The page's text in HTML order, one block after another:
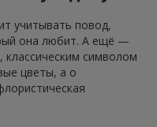
учитывать повод,
она любит. А ещё —
классическим символом
цветы, а о